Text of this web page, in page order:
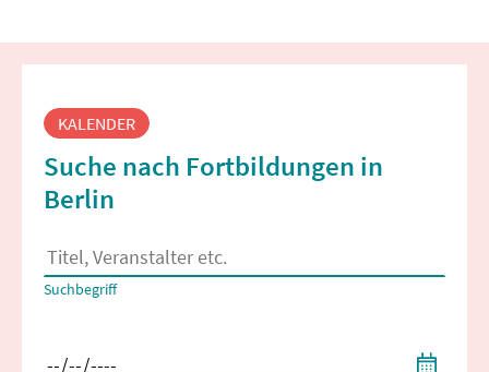
Fortbildungssuche
KALENDER
Suche nach Fortbildungen in
Berlin
Es erscheinen Suchvorschläge, wenn mindestens 2 Zeichen
Suchbegriff